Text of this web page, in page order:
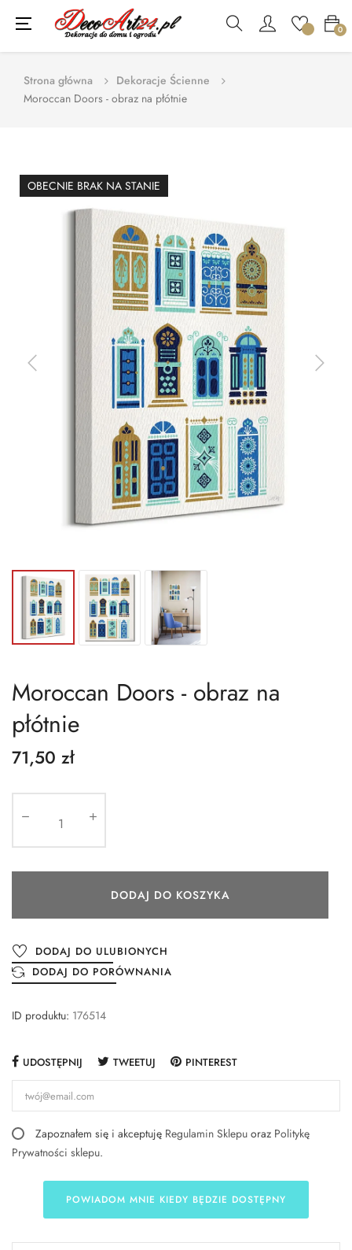
0
Toggle
navigation
☰
Strona główna
Dekoracje Ścienne
Moroccan Doors - obraz na płótnie
OBECNIE BRAK NA STANIE
Moroccan Doors - obraz na
płótnie
71,50 zł
DODAJ DO KOSZYKA
DODAJ DO ULUBIONYCH
DODAJ DO PORÓWNANIA
ID produktu: 176514
UDOSTĘPNIJ TWEETUJ PINTEREST
Zapoznałem się i akceptuję Regulamin Sklepu oraz Politykę
Prywatności sklepu.
POWIADOM MNIE KIEDY BĘDZIE DOSTĘPNY